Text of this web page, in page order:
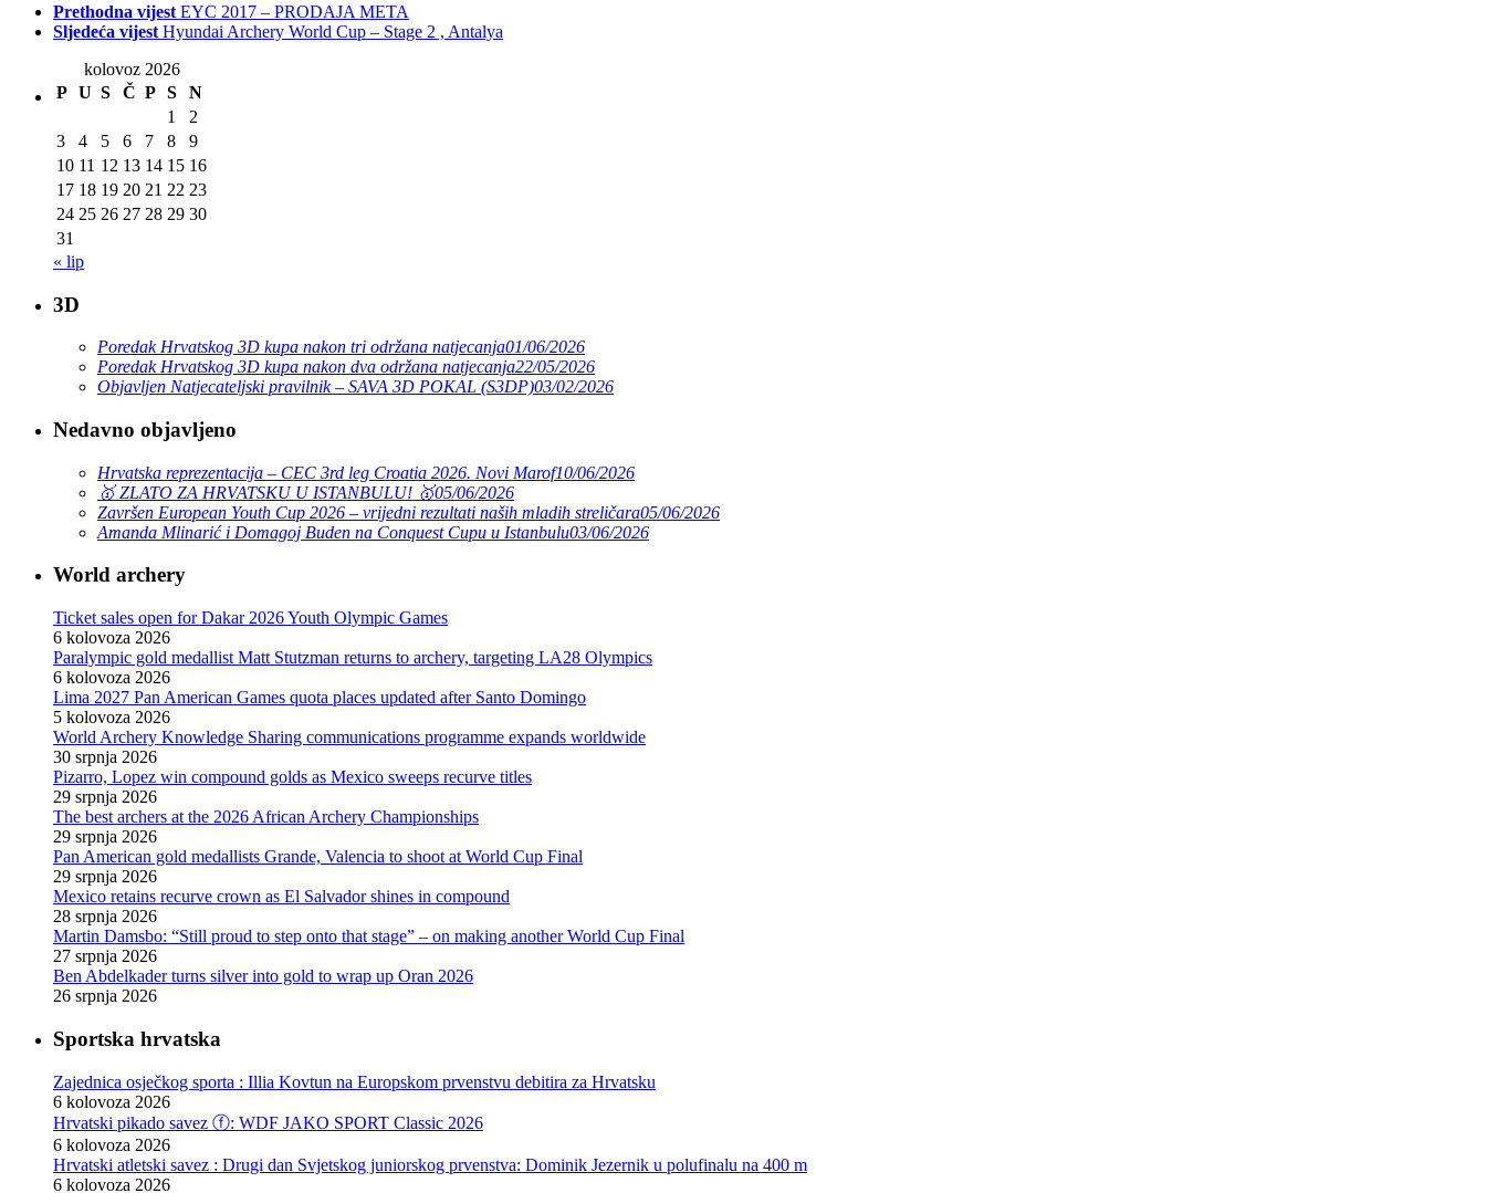
Prethodna vijest EYC 2017 – PRODAJA META
Sljedeća vijest Hyundai Archery World Cup – Stage 2 , Antalya
kolovoz 2026
P U S Č P S
N
1
2
3
4 5 6 7 8
9
10 11 12 13 14 15 16
17 18 19 20 21 22 23
24 25 26 27 28 29 30
31
« lip
3D
Poredak Hrvatskog 3D kupa nakon tri održana natjecanja01/06/2026
Poredak Hrvatskog 3D kupa nakon dva održana natjecanja22/05/2026
Objavljen Natjecateljski pravilnik – SAVA 3D POKAL (S3DP)03/02/2026
Nedavno objavljeno
Hrvatska reprezentacija – CEC 3rd leg Croatia 2026. Novi Marof10/06/2026
🥇 ZLATO ZA HRVATSKU U ISTANBULU! 🥇05/06/2026
Završen European Youth Cup 2026 – vrijedni rezultati naših mladih streličara05/06/2026
Amanda Mlinarić i Domagoj Buden na Conquest Cupu u Istanbulu03/06/2026
World archery
Ticket sales open for Dakar 2026 Youth Olympic Games
6 kolovoza 2026
Paralympic gold medallist Matt Stutzman returns to archery, targeting LA28 Olympics
6 kolovoza 2026
Lima 2027 Pan American Games quota places updated after Santo Domingo
5 kolovoza 2026
World Archery Knowledge Sharing communications programme expands worldwide
30 srpnja 2026
Pizarro, Lopez win compound golds as Mexico sweeps recurve titles
29 srpnja 2026
The best archers at the 2026 African Archery Championships
29 srpnja 2026
Pan American gold medallists Grande, Valencia to shoot at World Cup Final
29 srpnja 2026
Mexico retains recurve crown as El Salvador shines in compound
28 srpnja 2026
Martin Damsbo: “Still proud to step onto that stage” – on making another World Cup Final
27 srpnja 2026
Ben Abdelkader turns silver into gold to wrap up Oran 2026
26 srpnja 2026
Sportska hrvatska
Zajednica osječkog sporta : Illia Kovtun na Europskom prvenstvu debitira za Hrvatsku
6 kolovoza 2026
Hrvatski pikado savez ⓕ: WDF JAKO SPORT Classic 2026
6 kolovoza 2026
Hrvatski atletski savez : Drugi dan Svjetskog juniorskog prvenstva: Dominik Jezernik u polufinalu na 400 m
6 kolovoza 2026